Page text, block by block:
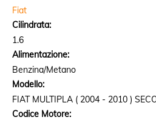
Fiat
Cilindrata:
1.6
Alimentazione:
Benzina/Metano
Modello:
FIAT MULTIPLA ( 2004 - 2010 )
Codice Motore: